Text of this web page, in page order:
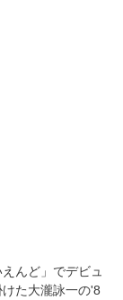
んど」でデビュ
た大瀧詠一の'8